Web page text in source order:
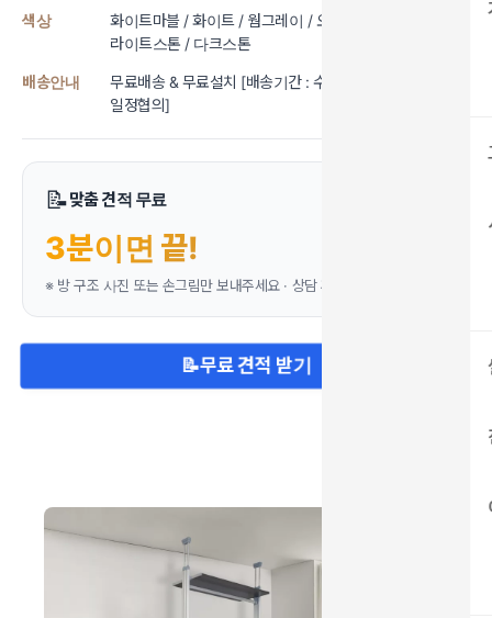
색상
화이트마블 / 화이트 / 웜그레이 / 오크 / 멀바우 /
라이트스톤 / 다크스톤
배송안내
무료배송 & 무료설치 [배송기간 : 수도권 2~4일, 지방은
일정협의]
📝맞춤 견적 무료
3분이면 끝!
※ 방 구조 사진 또는 손그림만 보내주세요 · 상담 후 구매 압박 없음
📝무료 견적 받기